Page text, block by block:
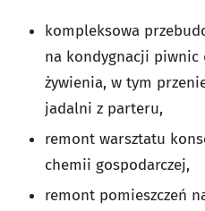
kompleksowa
na kondygnacji piwnic
żywienia, w tym
jadalni z parteru,
remont warsztatu
chemii gospodarczej,
remont pomieszczeń